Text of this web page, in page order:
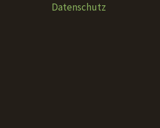
Datenschutz